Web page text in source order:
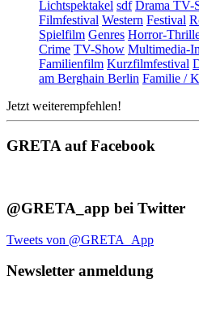
Lichtspektakel sdf Drama TV-
Filmfestival Western Festival
Spielfilm Genres Horror-
Crime TV-Show Multimedia-
Familienfilm Kurzfilmfestival
am Berghain Berlin Familie /
Jetzt weiterempfehlen!
GRETA auf Facebook
@GRETA_app bei Twitter
Tweets von @GRETA_App
Newsletter anmeldung